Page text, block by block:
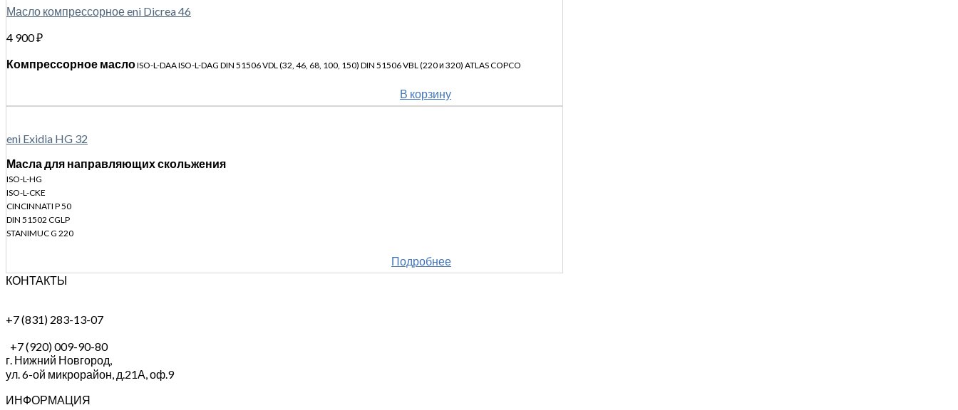
Масло компрессорное eni Dicrea 46
4 900₽
Компрессорное маслоISO-L-DAA ISO-L-DAG DIN 51506 VDL (32, 46, 68, 100, 150) DIN 51506 VBL (220 и 320) ATLAS COPCO
В корзину
eni Exidia HG 32
Масла для направляющих скольжения
ISO-L-HG
ISO-L-CKE
CINCINNATI P 50
DIN 51502 CGLP
STANIMUC G 220
Подробнее
КОНТАКТЫ
+7 (831) 283-13-07
+7 (920) 009-90-80
г. Нижний Новгород,
ул. 6-ой микрорайон, д.21А,оф.9
ИНФОРМАЦИЯ